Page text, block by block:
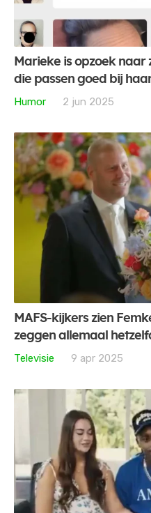
Marieke is opzoek
die passen goed bij
Humor
2 jun 2025
MAFS-kijkers zien
zeggen allemaal
Televisie
9 apr 2025